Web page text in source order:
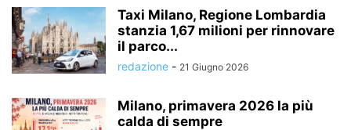
Taxi Milano, Regione Lombardia
stanzia 1,67 milioni per rinnovare
il parco...
redazione - 21 Giugno 2026
Milano, primavera 2026 la più
calda di sempre